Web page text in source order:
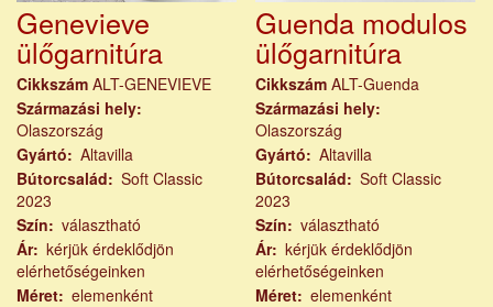
Genevieve
ülőgarnitúra
Cikkszám ALT-GENEVIEVE
Származási hely
Olaszország
Gyártó
Altavilla
Bútorcsalád
Soft Classic
2023
Szín
választható
Ár kérjük érdeklődjön
elérhetőségeinken
Méret elemenként
Guenda modulos
ülőgarnitúra
Cikkszám ALT-Guenda
Származási hely
Olaszország
Gyártó
Altavilla
Bútorcsalád
Soft Classic
2023
Szín
választható
Ár
kérjük érdeklődjön
elérhetőségeinken
Méret
elemenként